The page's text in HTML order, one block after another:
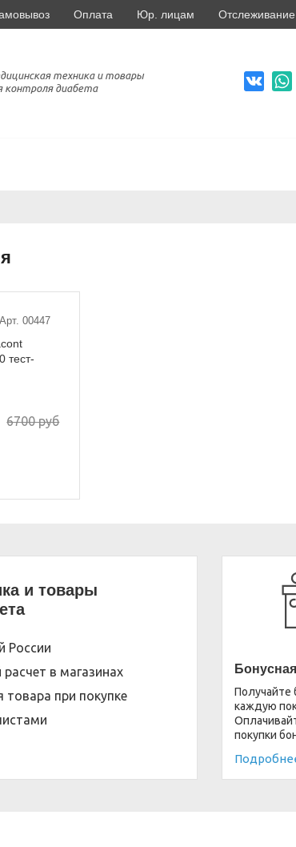
Оплата Юр. лицам Отслеживание
техника и товары
контроля диабета
Арт. 00447
тест-
6700 руб
и товары
России
в магазинах
товара при покупке
Получайте
каждую
покупки